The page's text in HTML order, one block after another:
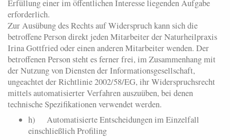
Erfüllung einer im öffentlichen Interesse liegenden Aufgabe
erforderlich.
Zur Ausübung des Rechts auf Widerspruch kann sich die
betroffene Person direkt jeden Mitarbeiter der Naturheilpraxis
Irina Gottfried oder einen anderen Mitarbeiter wenden. Der
betroffenen Person steht es ferner frei, im Zusammenhang mit
der Nutzung von Diensten der Informationsgesellschaft,
ungeachtet der Richtlinie 2002/58/EG, ihr Widerspruchsrecht
mittels automatisierter Verfahren auszuüben, bei denen
technische Spezifikationen verwendet werden.
h) Automatisierte Entscheidungen im Einzelfall
einschließlich Profiling